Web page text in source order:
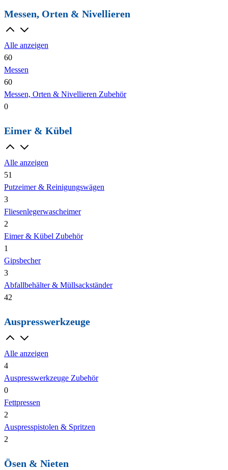
Messen, Orten & Nivellieren
Alle anzeigen
60
Messen
60
Messen, Orten & Nivellieren Zubehör
0
Eimer & Kübel
Alle anzeigen
51
Putzeimer & Reinigungswägen
3
Fliesenlegerwascheimer
2
Eimer & Kübel Zubehör
1
Gipsbecher
3
Abfallbehälter & Müllsackständer
42
Auspresswerkzeuge
Alle anzeigen
4
Auspresswerkzeuge Zubehör
0
Fettpressen
2
Auspresspistolen & Spritzen
2
Ösen & Nieten